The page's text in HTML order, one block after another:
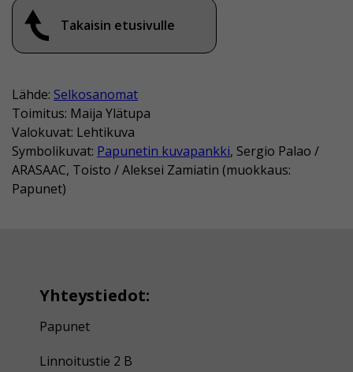
Takaisin etusivulle
Lähde: Selkosanomat
Toimitus: Maija Ylätupa
Valokuvat: Lehtikuva
Symbolikuvat: Papunetin kuvapankki, Sergio Palao /
ARASAAC, Toisto / Aleksei Zamiatin (muokkaus:
Papunet)
Yhteystiedot:
Papunet
Linnoitustie 2 B